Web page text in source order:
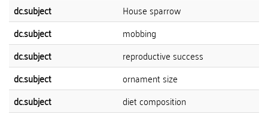
dc.subject
House sparrow
dc.subject
mobbing
dc.subject
reproductive success
dc.subject
ornament size
dc.subject
diet composition